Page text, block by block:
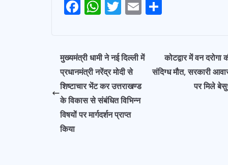
Post
F
e
b
o
o
k
W
ts
A
p
p
T
t
e
r
E
l r
e
मुख्यमंत्री धामी ने नई दिल्ली में
प्रधानमंत्री नरेंद्र मोदी से
शिष्टाचार भेंट कर उत्तराखण्ड
के विकास से संबंधित विभिन्न
विषयों पर मार्गदर्शन प्राप्त
किया
कोटद्वार में वन दरोगा
संदिग्ध मौत, सरकारी
पर मिले